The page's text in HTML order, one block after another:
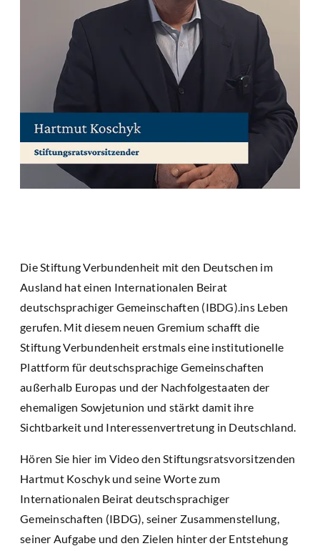
Die Stiftung Verbundenheit mit den Deutschen im
Ausland hat einen Internationalen Beirat
deutschsprachiger Gemeinschaften (IBDG).ins Leben
gerufen. Mit diesem neuen Gremium schafft die
Stiftung Verbundenheit erstmals eine institutionelle
Plattform für deutschsprachige Gemeinschaften
außerhalb Europas und der Nachfolgestaaten der
ehemaligen Sowjetunion und stärkt damit ihre
Sichtbarkeit und Interessenvertretung in Deutschland.
Hören Sie hier im Video den Stiftungsratsvorsitzenden
Hartmut Koschyk und seine Worte zum
Internationalen Beirat deutschsprachiger
Gemeinschaften (IBDG), seiner Zusammenstellung,
seiner Aufgabe und den Zielen hinter der Entstehung